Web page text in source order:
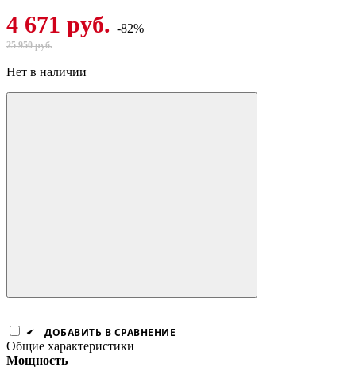
4 671 руб. -82%
25 950 руб.
Нет в наличии
ДОБАВИТЬ В СРАВНЕНИЕ
Общие характеристики
Мощность